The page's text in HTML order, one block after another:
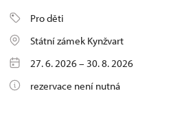
Pro děti
Státní zámek Kynžvart
27. 6. 2026 – 30. 8. 2026
rezervace není nutná